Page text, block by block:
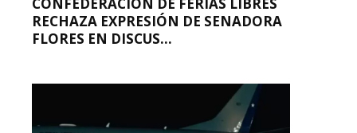
RECHAZA EXPRESIÓN DE SENADORA
FLORES EN DISCUS...